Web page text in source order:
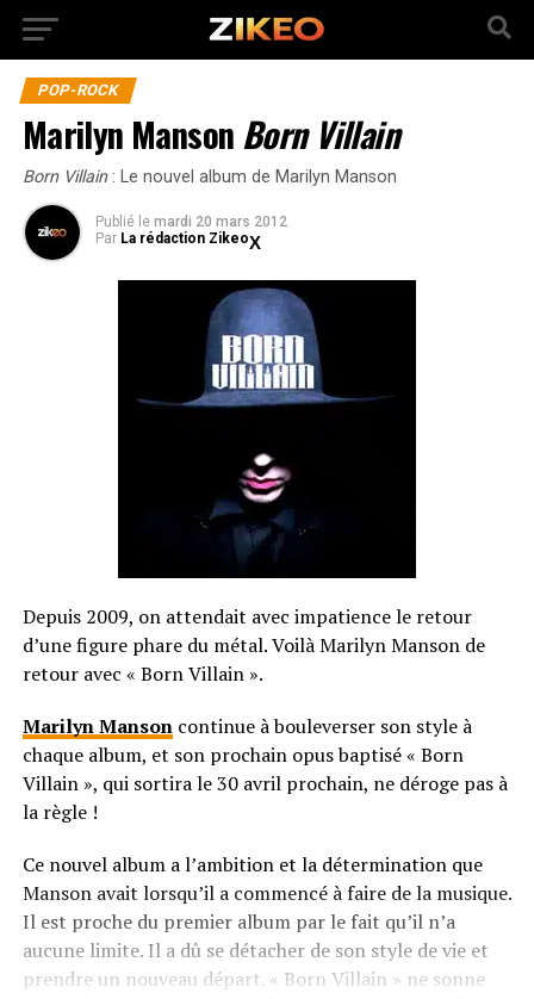
POP-ROCK
Marilyn Manson Born Villain
Born Villain: Le nouvel album de Marilyn Manson
Publié le mardi 20 mars 2012
Par La rédaction Zikeo
Depuis 2009, on attendait avec impatience le retour
d’une figure phare du métal. Voilà Marilyn Manson de
retour avec « Born Villain ».
Marilyn Mansoncontinue à bouleverser son style à
chaque album, et son prochain opus baptisé « Born
Villain », qui sortira le 30 avril prochain, ne déroge pas à
la règle !
Ce nouvel album a l’ambition et la détermination que
Manson avait lorsqu’il a commencé à faire de la musique.
Il est proche du premier album par le fait qu’il n’a
aucune limite. Il a dû se détacher de son style de vie et
prendre un nouveau départ. « Born Villain » ne sonne